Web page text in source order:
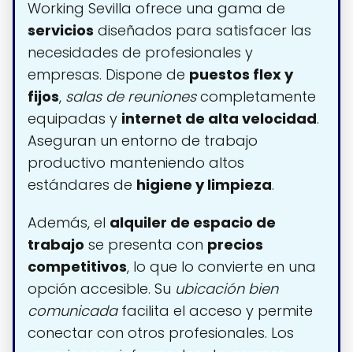
Working Sevilla ofrece una gama de
servicios diseñados para satisfacer las
necesidades de profesionales y
empresas. Dispone de puestos flex y
fijos, salas de reunionescompletamente
equipadas y internet de alta velocidad.
Aseguran un entorno de trabajo
productivo manteniendo altos
estándares de higiene y limpieza.
Además, el alquiler de espacio de
trabajo se presenta con precios
competitivos, lo que lo convierte en una
opción accesible. Su ubicación bien
comunicadafacilita el acceso y permite
conectar con otros profesionales. Los